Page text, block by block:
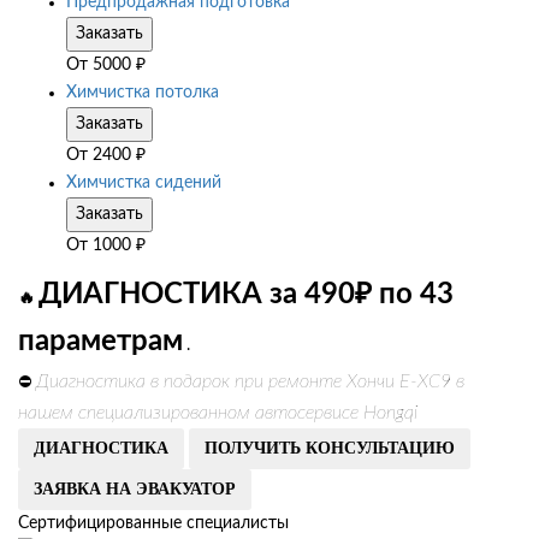
Заказать
От 5000 ₽
Химчистка потолка
Заказать
От 2400 ₽
Химчистка сидений
Заказать
От 1000 ₽
🔥 ДИАГНОСТИКА за 490₽ по 43
параметрам .
⛔ Диагностика в подарок при ремонте Хончи Е-ХС9 в
нашем специализированном автосервисе Hongqi
ДИАГНОСТИКА ПОЛУЧИТЬ КОНСУЛЬТАЦИЮ
ЗАЯВКА НА ЭВАКУАТОР
Сертифицированные специалисты